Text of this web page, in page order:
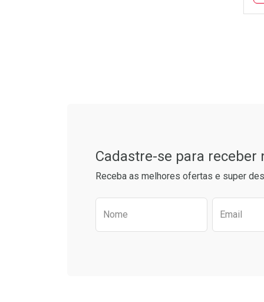
Cadastre-se para receber
Receba as melhores ofertas e super
Preencha o formulário
Nome Email